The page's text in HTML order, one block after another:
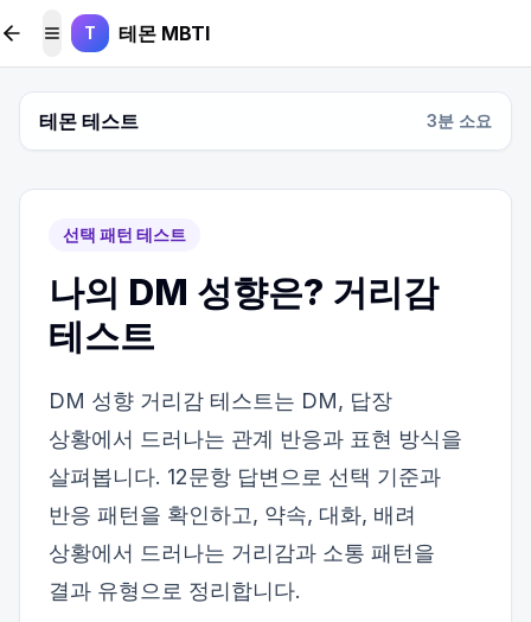
본문 바로가기
메뉴 토글
T 테몬 MBTI
테몬 테스트 3분 소요
선택 패턴 테스트
나의 DM 성향은? 거리감
테스트
DM 성향 거리감 테스트는 DM, 답장
상황에서 드러나는 관계 반응과 표현 방식을
살펴봅니다. 12문항 답변으로 선택 기준과
반응 패턴을 확인하고, 약속, 대화, 배려
상황에서 드러나는 거리감과 소통 패턴을
결과 유형으로 정리합니다.